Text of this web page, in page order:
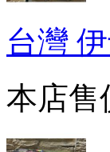
台灣
本店售